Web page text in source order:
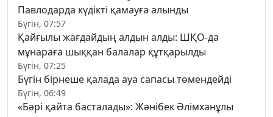
Павлодарда күдікті қамауға алынды
Бүгін, 07:57
Қайғылы жағдайдың алдын алды: ШҚО-да
мұнараға шыққан балалар құтқарылды
Бүгін, 07:25
Бүгін бірнеше қалада ауа сапасы төмендейді
Бүгін, 06:49
«Бәрі қайта басталады»: Жәнібек Әлімханұлы